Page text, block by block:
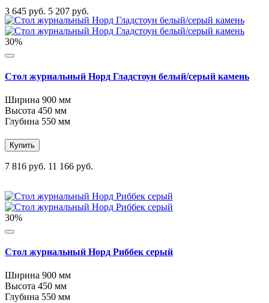
3 645 руб. 5 207 руб.
30%
Стол журнальный Норд Гладстоун белый/серый камень
Ширина 900 мм
Высота 450 мм
Глубина 550 мм
Купить
7 816 руб. 11 166 руб.
30%
Стол журнальный Норд Риббек серый
Ширина 900 мм
Высота 450 мм
Глубина 550 мм